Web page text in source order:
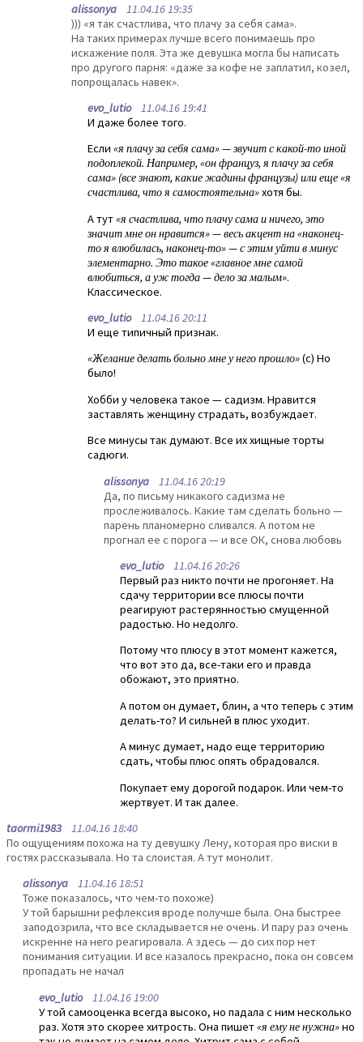
alissonya 11.04.16 19:35
))) «я так счастлива, что плачу за себя сама».
На таких примерах лучше всего понимаешь про
искажение поля. Эта же девушка могла бы написать
про другого парня: «даже за кофе не заплатил, козел,
попрощалась навек».
evo_lutio11.04.16 19:41
И даже более того.
Если «я плачу за себя сама» — звучит с какой-то иной
подоплекой. Например, «он француз, я плачу за себя
сама» (все знают, какие жадины французы) или еще «я
счастлива, что я самостоятельна»хотя бы.
А тут«я счастлива, что плачу сама и ничего, это
значит мне он нравится» — весь акцент на «наконец-
то я влюбилась, наконец-то» — с этим уйти в минус
элементарно. Это такое «главное мне самой
влюбиться, а уж тогда — дело за малым».
Классическое.
evo_lutio11.04.16 20:11
И еще типичный признак.
«Желание делать больно мне у него прошло»(с) Но
было!
Хобби у человека такое — садизм. Нравится
заставлять женщину страдать, возбуждает.
Все минусы так думают. Все их хищные торты
садюги.
alissonya 11.04.16 20:19
Да, по письму никакого садизма не
прослеживалось. Какие там сделать больно —
парень планомерно сливался. А потом не
прогнал ее с порога — и все ОК, снова любовь
evo_lutio11.04.16 20:26
Первый раз никто почти не прогоняет. На
сдачу территории все плюсы почти
реагируют растерянностью смущенной
радостью. Но недолго.
Потому что плюсу в этот момент кажется,
что вот это да, все-таки его и правда
обожают, это приятно.
А потом он думает, блин, а что теперь с этим
делать-то? И сильней в плюс уходит.
А минус думает, надо еще территорию
сдать, чтобы плюс опять обрадовался.
Покупает ему дорогой подарок. Или чем-то
жертвует. И так далее.
taormi1983 11.04.16 18:40
По ощущениям похожа на ту девушку Лену, которая про виски в
гостях рассказывала. Но та слоистая. А тут монолит.
alissonya 11.04.16 18:51
Тоже показалось, что чем-то похоже)
У той барышни рефлексия вроде получше была. Она быстрее
заподозрила, что все складывается не очень. И пару раз очень
искренне на него реагировала. А здесь — до сих пор нет
понимания ситуации. И все казалось прекрасно, пока он совсем
пропадать не начал
evo_lutio11.04.16 19:00
У той самооценка всегда высоко, но падала с ним несколько
раз. Хотя это скорее хитрость. Она пишет«я ему не нужна»но